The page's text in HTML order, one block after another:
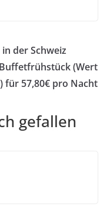
der Schweiz
(Wert
für 57,80€ pro Nacht
gefallen